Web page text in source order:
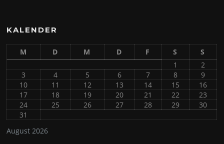
KALENDER
August 2026
M D M D F S
S
1
2
3
4 5 6 7 8
9
10
11 12 13 14 15
16
17
18 19 20 21 22
23
24
25 26 27 28 29
30
31